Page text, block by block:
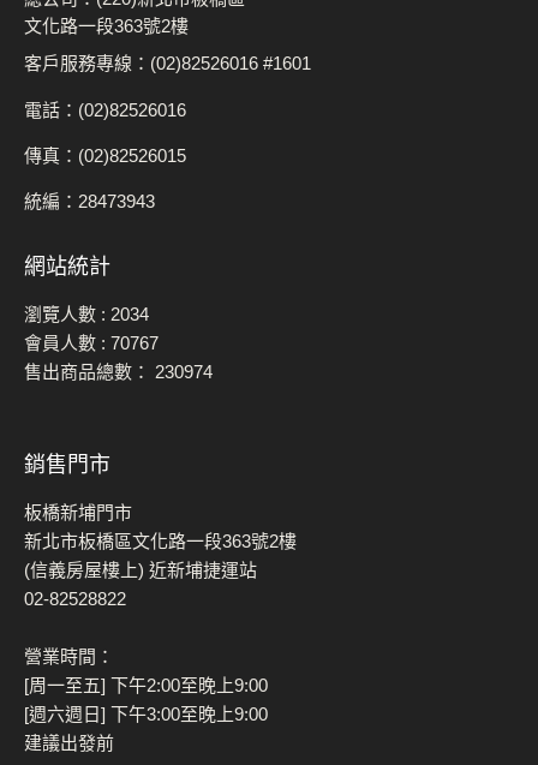
文化路一段363號2樓
客戶服務專線：(02)82526016 #1601
電話：(02)82526016
傳真：(02)82526015
統編：28473943
網站統計
瀏覽人數 : 2034
會員人數 : 70767
售出商品總數： 230974
銷售門市
板橋新埔門市
新北市板橋區文化路一段363號2樓
(信義房屋樓上) 近新埔捷運站
02-82528822
營業時間：
[周一至五] 下午2:00至晚上9:00
[週六週日] 下午3:00至晚上9:00
建議出發前